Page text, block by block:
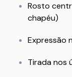
Rosto
chapéu)
Expressão
Tirada nos